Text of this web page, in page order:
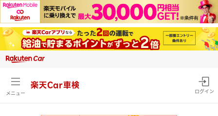
メニュー
楽天Car車検
ログイン